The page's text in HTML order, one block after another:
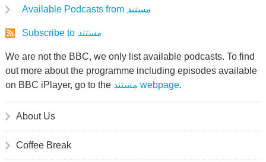
Available Podcasts from مستند
Subscribe to مستند
We are not the BBC, we only list available podcasts. To find
out more about the programme including episodes available
on BBC iPlayer, go to the
مستند webpage.
About Us
Coffee Break